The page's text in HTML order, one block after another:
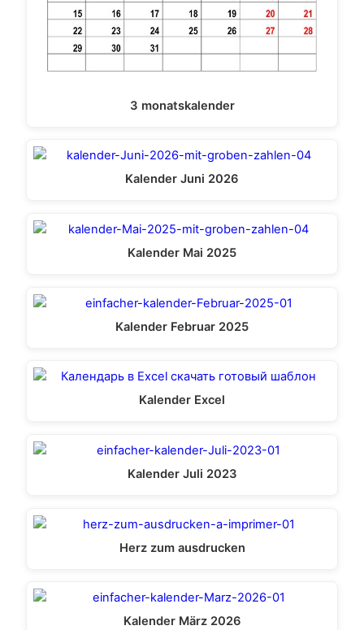
3 monatskalender
Kalender Juni 2026
Kalender Mai 2025
Kalender Februar 2025
Kalender Excel
Kalender Juli 2023
Herz zum ausdrucken
Kalender März 2026